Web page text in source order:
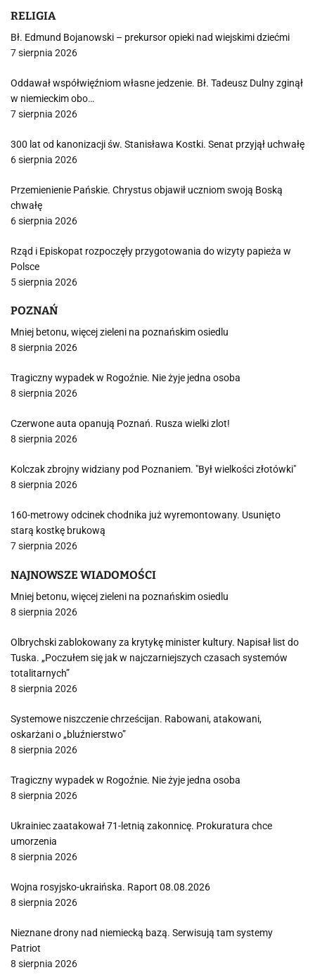
RELIGIA
Bł. Edmund Bojanowski – prekursor opieki nad wiejskimi dziećmi
7 sierpnia 2026
Oddawał współwięźniom własne jedzenie. Bł. Tadeusz Dulny zginął
w niemieckim obo…
7 sierpnia 2026
300 lat od kanonizacji św. Stanisława Kostki. Senat przyjął uchwałę
6 sierpnia 2026
Przemienienie Pańskie. Chrystus objawił uczniom swoją Boską
chwałę
6 sierpnia 2026
Rząd i Episkopat rozpoczęły przygotowania do wizyty papieża w
Polsce
5 sierpnia 2026
POZNAŃ
Mniej betonu, więcej zieleni na poznańskim osiedlu
8 sierpnia 2026
Tragiczny wypadek w Rogoźnie. Nie żyje jedna osoba
8 sierpnia 2026
Czerwone auta opanują Poznań. Rusza wielki zlot!
8 sierpnia 2026
Kolczak zbrojny widziany pod Poznaniem. "Był wielkości złotówki"
8 sierpnia 2026
160-metrowy odcinek chodnika już wyremontowany. Usunięto
starą kostkę brukową
7 sierpnia 2026
NAJNOWSZE WIADOMOŚCI
Mniej betonu, więcej zieleni na poznańskim osiedlu
8 sierpnia 2026
Olbrychski zablokowany za krytykę minister kultury. Napisał list do
Tuska. „Poczułem się jak w najczarniejszych czasach systemów
totalitarnych”
8 sierpnia 2026
Systemowe niszczenie chrześcijan. Rabowani, atakowani,
oskarżani o „bluźnierstwo”
8 sierpnia 2026
Tragiczny wypadek w Rogoźnie. Nie żyje jedna osoba
8 sierpnia 2026
Ukrainiec zaatakował 71-letnią zakonnicę. Prokuratura chce
umorzenia
8 sierpnia 2026
Wojna rosyjsko-ukraińska. Raport 08.08.2026
8 sierpnia 2026
Nieznane drony nad niemiecką bazą. Serwisują tam systemy
Patriot
8 sierpnia 2026